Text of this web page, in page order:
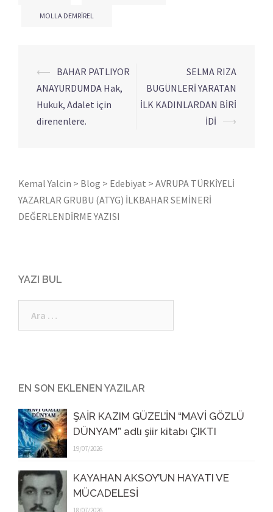
MOLLA DEMRIREL
Yazı
dolaşımı
⟵ BAHAR PATLIYOR
ANAYURDUMDA Hak,
Hukuk, Adalet için
direnenlere.
SELMA RIZA
BUGÜNLERİ YARATAN
İLK KADINLARDAN BİRİ
İDİ ⟶
Kemal Yalcin > Blog > Edebiyat > AVRUPA TÜRKİYELİ
YAZARLAR GRUBU (ATYG) İLKBAHAR SEMİNERİ
DEĞERLENDİRME YAZISI
YAZI BUL
EN SON EKLENEN YAZILAR
ŞAİR KAZIM GÜZEL’İN “MAVİ GÖZLÜ
DÜNYAM” adlı şiir kitabı ÇIKTI
19/07/2026
KAYAHAN AKSOY’UN HAYATI VE
MÜCADELESİ